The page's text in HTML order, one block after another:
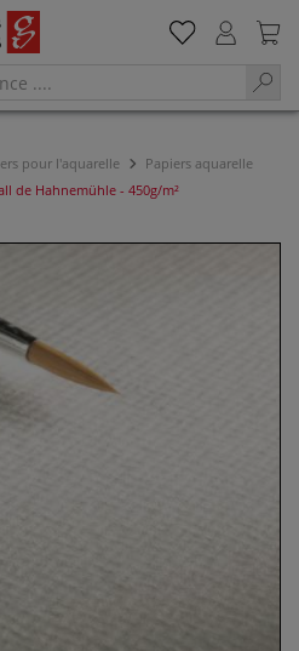
pour l'aquarelle
Papiers aquarelle
de Hahnemühle - 450g/m²